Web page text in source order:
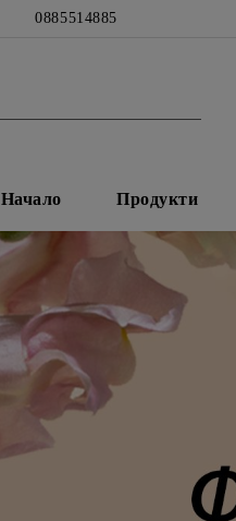
0885514885
Начало Продукти